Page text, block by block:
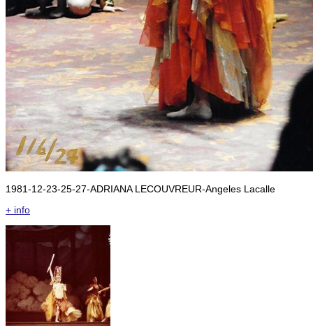
1981-12-23-25-27-ADRIANA LECOUVREUR-Angeles Lacalle
+ info